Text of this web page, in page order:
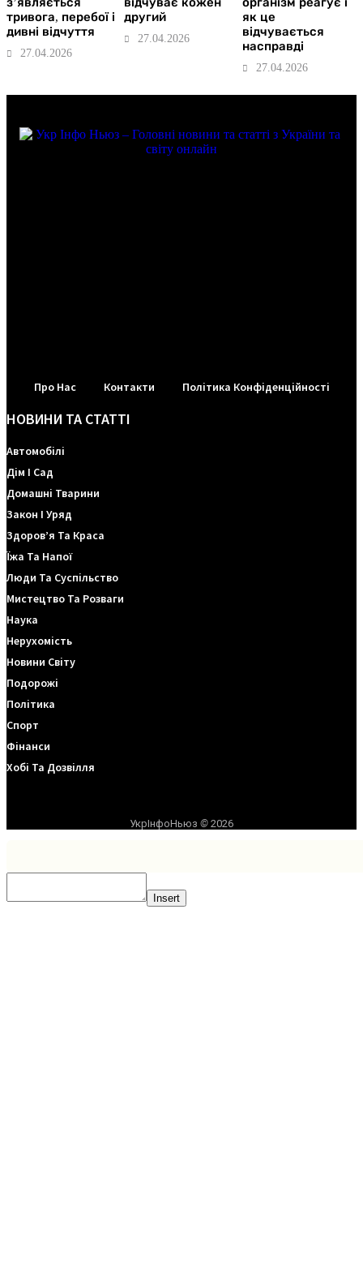
з’являється
тривога, перебої і
дивні відчуття
27.04.2026
відчуває кожен
другий
27.04.2026
організм реагує і
як це
відчувається
насправді
27.04.2026
Про Нас Контакти Політика Конфіденційності
НОВИНИ ТА СТАТТІ
Автомобілі
Дім І Сад
Домашні Тварини
Закон І Уряд
Здоров’я Та Краса
Їжа Та Напої
Люди Та Суспільство
Мистецтво Та Розваги
Наука
Нерухомість
Новини Світу
Подорожі
Політика
Спорт
Фінанси
Хобі Та Дозвілля
УкрІнфоНьюз © 2026
Insert